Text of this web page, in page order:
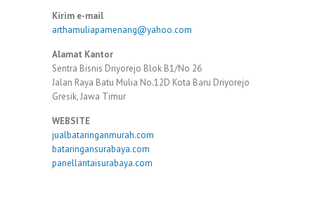
Kirim e-mail
arthamuliapamenang@yahoo.com
Alamat Kantor
Sentra Bisnis Driyorejo Blok B1/No 26
Jalan Raya Batu Mulia No.12D Kota Baru Driyorejo
Gresik, Jawa Timur
WEBSITE
jualbataringanmurah.com
bataringansurabaya.com
panellantaisurabaya.com